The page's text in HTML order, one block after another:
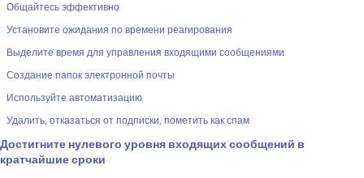
Общайтесь эффективно
Установите ожидания по времени реагирования
Выделите время для управления входящими сообщениями
Создание папок электронной почты
Используйте автоматизацию
Удалить, отказаться от подписки, пометить как спам
Достигните нулевого уровня входящих сообщений в
кратчайшие сроки